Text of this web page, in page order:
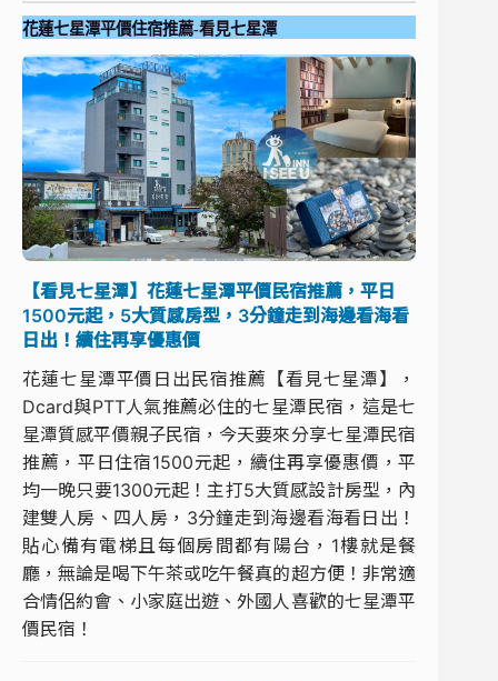
花蓮七星潭平價住宿推薦-看見七星潭
【看見七星潭】花蓮七星潭平價民宿推薦，平日
1500元起，5大質感房型，3分鐘走到海邊看海看
日出！續住再享優惠價
花蓮七星潭平價日出民宿推薦【看見七星潭】，
Dcard與PTT人氣推薦必住的七星潭民宿，這是七
星潭質感平價親子民宿，今天要來分享七星潭民宿
推薦，平日住宿1500元起，續住再享優惠價，平
均一晚只要1300元起！主打5大質感設計房型，內
建雙人房、四人房，3分鐘走到海邊看海看日出！
貼心備有電梯且每個房間都有陽台，1樓就是餐
廳，無論是喝下午茶或吃午餐真的超方便！非常適
合情侶約會、小家庭出遊、外國人喜歡的七星潭平
價民宿！